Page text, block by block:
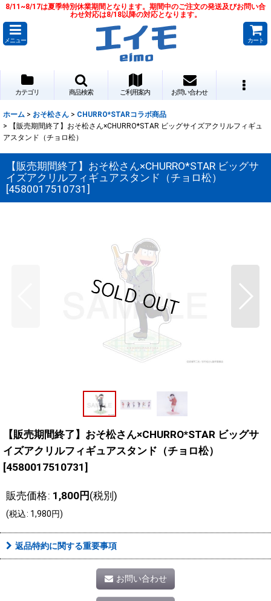
8/11~8/17は夏季特別休業期間となります。期間中のご注文の発送及びお問い合
わせ対応は8/18以降の対応となります。
メニュー カート
カテゴリ 商品検索 ご利用案内 お問い合わせ
ホーム > おそ松さん > CHURRO*STARコラボ商品
>
【販売期間終了】おそ松さん×CHURRO*STAR ビッグサイズアクリルフィギュ
アスタンド（チョロ松）
【販売期間終了】おそ松さん×CHURRO*STAR ビッグサ
イズアクリルフィギュアスタンド（チョロ松）
[4580017510731 ]
【販売期間終了】おそ松さん×CHURRO*STAR ビッグサ
イズアクリルフィギュアスタンド（チョロ松）
[4580017510731]
販売価格: 1,800円(税別)
(税込: 1,980円)
返品特約に関する重要事項
お問い合わせ